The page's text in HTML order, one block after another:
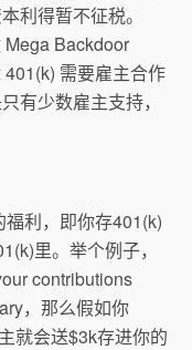
利得暂不征税。
Backdoor
需要雇主合作
有少数雇主支持，
利，即你存401(k)
里。举个例子，
contributions
，那么假如你
就会送$3k存进你的